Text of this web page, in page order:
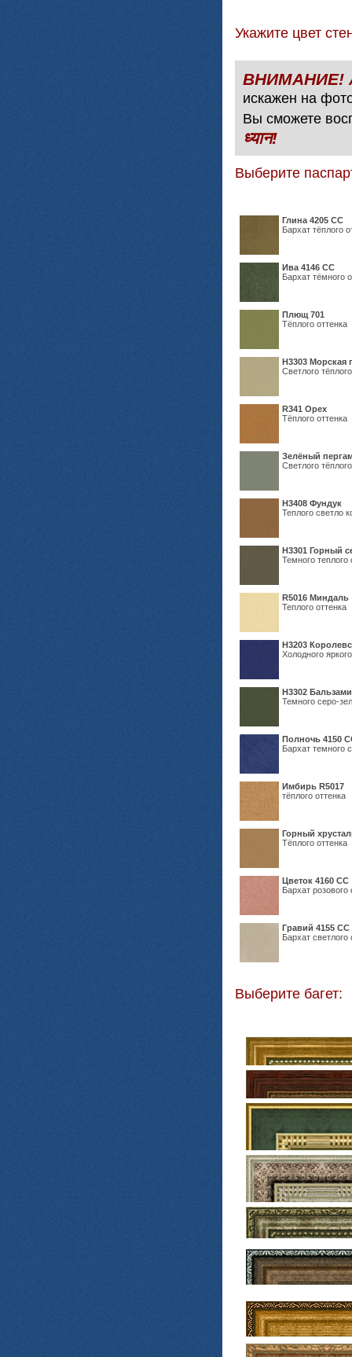
Укажите цвет
искажен на
Вы сможете
ध्यान!
Выберите
Глина 4205 СС
Бархат тёплого
Ива 4146 СС
Бархат тёмного
Плющ 701
Тёплого оттенка
H3303 Морская
Светлого
R341 Орех
Тёплого оттенка
Зелёный
Светлого
Н3408 Фундук
Теплого светло
Н3301 Горный
Темного теплого
R5016 Миндаль
Теплого оттенка
Н3203
Холодного
Н3302
Темного серо-
Полночь 4150
Бархат темного
Имбирь R5017
тёплого оттенка
Горный
Тёплого оттенка
Цветок 4160 СС
Бархат розового
Гравий 4155 СС
Бархат светлого
Выберите багет: